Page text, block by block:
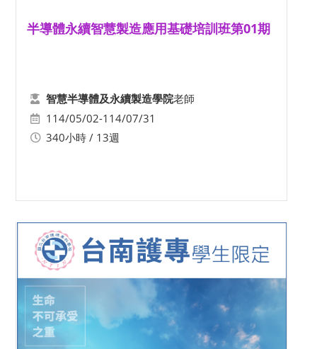
半導體永續智慧製造應用基礎培訓班第01期
智慧半導體及永續製造學院老師
114/05/02-114/07/31
340小時 / 13週